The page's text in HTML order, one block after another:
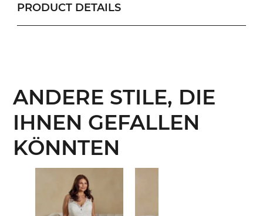
PRODUCT DETAILS
ANDERE STILE, DIE
IHNEN GEFALLEN
KÖNNTEN